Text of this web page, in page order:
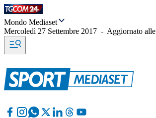
Mondo Mediaset
Mercoledì 27 Settembre 2017 - Aggiornato alle